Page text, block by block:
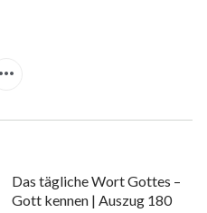
Gott und existiert dank
noch dem gerechten
dann werden unsere
die für Gottes Auftrag
unwürdiger werden sie
uns alles gegeben hat.
Das tägliche Wort Gottes –
Gott kennen | Auszug 180